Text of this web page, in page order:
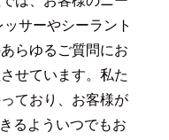
サーやシーラント
らゆるご質問にお
せています。私た
ており、お客様が
るよういつでもお